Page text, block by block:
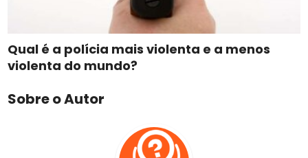
Qual é a polícia mais violenta e a menos
violenta do mundo?
Sobre o Autor